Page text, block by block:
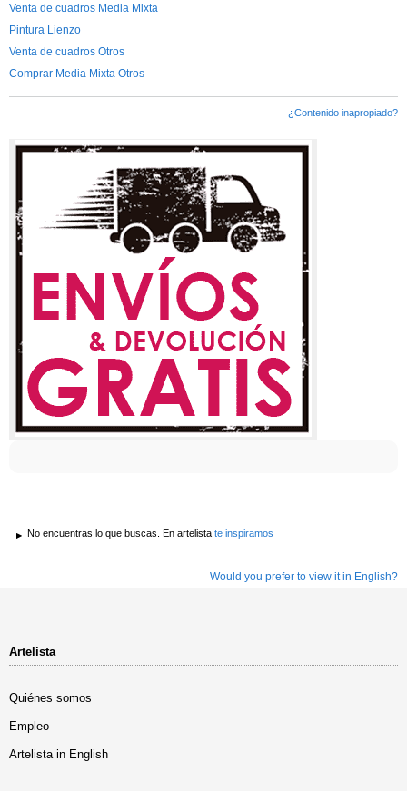
Venta de cuadros Media Mixta
Pintura Lienzo
Venta de cuadros Otros
Comprar Media Mixta Otros
¿Contenido inapropiado?
No encuentras lo que buscas. En artelista te inspiramos
Would you prefer to view it in English?
Artelista
Quiénes somos
Empleo
Artelista in English